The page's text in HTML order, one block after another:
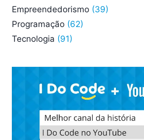
Empreendedorismo (39)
Programação (62)
Tecnologia (91)